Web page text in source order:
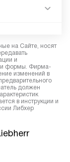
на Сайте, носят
и
и формы. Фирма-
изменений в
должен
в инструкции и
Либхер